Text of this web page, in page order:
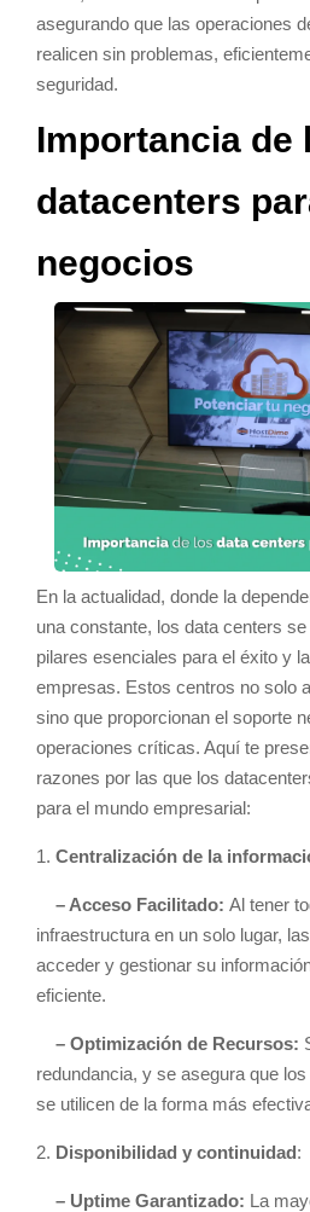
asegurando que las operaciones
realicen sin problemas,
seguridad.
Importancia de
datacenters
negocios
En la actualidad, donde la
una constante, los data centers
pilares esenciales para el éxito y
empresas. Estos centros no solo
sino que proporcionan el soporte
operaciones críticas. Aquí te
razones por las que los
para el mundo empresarial:
1. Centralización de la
– Acceso Facilitado: Al tener
infraestructura en un solo lugar,
acceder y gestionar su
eficiente.
– Optimización de Recursos:
redundancia, y se asegura que
se utilicen de la forma más
2. Disponibilidad y continuidad:
– Uptime Garantizado: La